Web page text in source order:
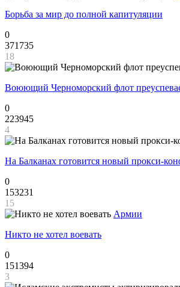
Борьба за мир до полной капитуляции
0
371735
18
Воюющий Черноморский флот
0
223945
4
На Балканах готовится новый прокси-
0
153231
15
Армии
Никто не хотел воевать
0
151394
3